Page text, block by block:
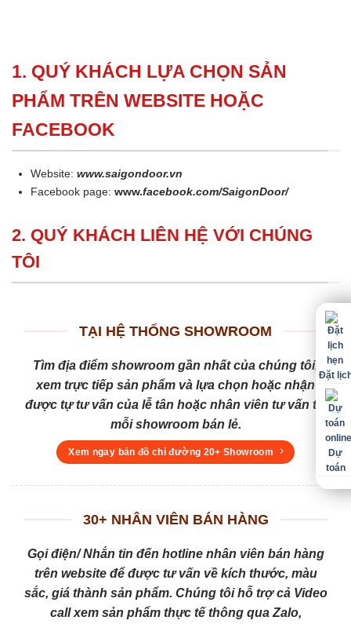
1. QUÝ KHÁCH LỰA CHỌN SẢN
PHẨM TRÊN WEBSITE HOẶC
FACEBOOK
Website:www.saigondoor.vn
Facebook page:www.facebook.com/SaigonDoor/
2. QUÝ KHÁCH LIÊN HỆ VỚI CHÚNG
TÔI
TẠI HỆ THỐNG SHOWROOM
Tìm địa điểm showroom gần nhất của chúng tôi,
xem trực tiếp sản phẩm và lựa chọn hoặc nhận
được tự tư vấn của lễ tân hoặc nhân viên tư vấn tại
mỗi showroom bán lẻ.
Xem ngay bản đồ chỉ đường 20+ Showroom
30+ NHÂN VIÊN BÁN HÀNG
Gọi điện/ Nhắn tin đến hotline nhân viên bán hàng
trên website để được tư vấn về kích thước, màu
sắc, giá thành sản phẩm. Chúng tôi hỗ trợ cả Video
call xem sản phẩm thực tế thông qua Zalo,
Đặt
Dự
toán